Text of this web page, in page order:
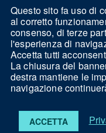
Questo sito fa uso di
al corretto
consenso, di terze
l'esperienza di
Accetta tutti
La chiusura del
destra mantiene le
navigazione
ACCETTA
Fax:096797291
Pec:
Note legali Privacy